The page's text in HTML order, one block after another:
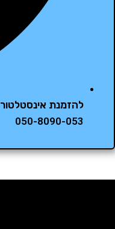
להזמנת אינסטלטור חייגו:
050-8090-053